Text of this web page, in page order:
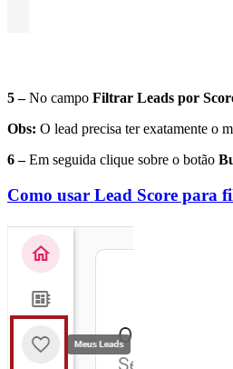
5 –No campo Filtrar Leads por
Obs: O lead precisa ter exatamente o
6 –Em seguida clique sobre o botão
Como usar Lead Score para